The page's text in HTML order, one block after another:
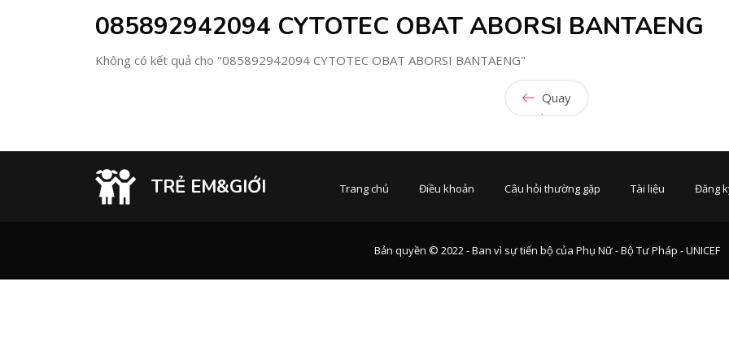
085892942094 CYTOTEC OBAT ABORSI BANTAENG
Không có kết quả cho "085892942094 CYTOTEC OBAT ABORSI BANTAENG"
Quay
lại
TRẺ EM&GIỚI Trang chủ Điều khoản Câu hỏi thường gặp Tài liệu Đăng
Bản quyền © 2022 - Ban vì sự tiến bộ của Phụ Nữ - Bộ Tư Pháp - UNICEF